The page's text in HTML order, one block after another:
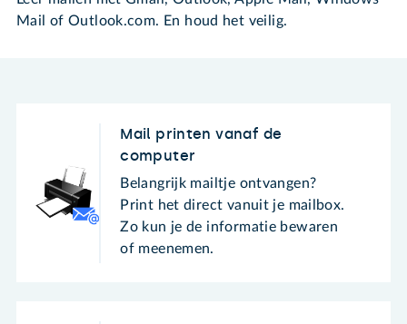
Mail of Outlook.com. En houd het veilig.
Mail printen vanaf de
computer
Belangrijk mailtje ontvangen?
Print het direct vanuit je mailbox.
Zo kun je de informatie bewaren
of meenemen.